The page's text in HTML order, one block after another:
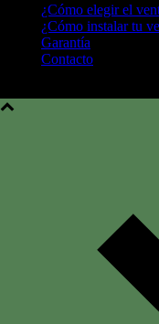
¿Cómo elegir el
¿Cómo instalar tu
Garantía
Contacto